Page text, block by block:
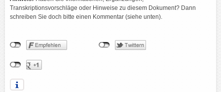
Transkriptionsvorschläge oder Hinweise zu diesem Dokument? Dann
schreiben Sie doch bitte einen Kommentar (siehe unten).